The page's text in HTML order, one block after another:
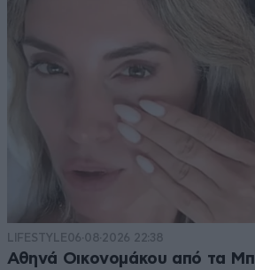
LIFESTYLE06·08·2026 22:38
Αθηνά Οικονομάκου από τα